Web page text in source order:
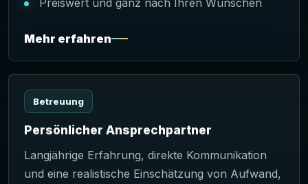
Mehr erfahren
Betreuung
Persönlicher Ansprechpartner
Langjährige Erfahrung, direkte Kommunikation
und eine realistische Einschätzung von Aufwand,